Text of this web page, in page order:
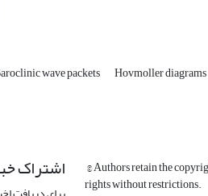
wave packets Hovmoller diagrams
© Authors retain the
rights without restrictions.
اشتراک